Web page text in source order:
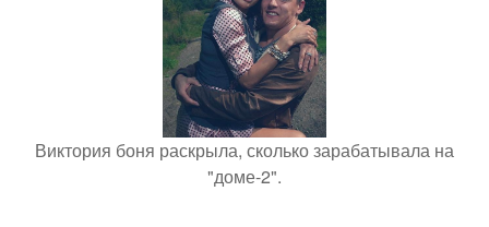
Виктория боня раскрыла, сколько зарабатывала на
"доме-2".